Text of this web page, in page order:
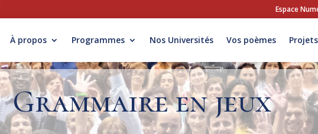
Espace
À propos Programmes Nos Universités Vos poèmes Projets
Grammaire en jeux